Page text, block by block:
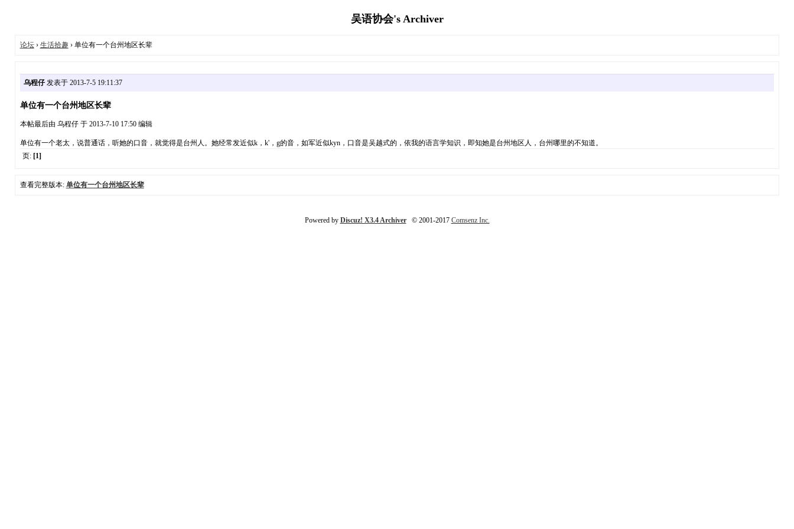
吴语协会's Archiver
论坛› 生活拾趣 › 单位有一个台州地区长辈
乌程仔发表于 2013-7-5 19:11:37
单位有一个台州地区长辈
本帖最后由 乌程仔 于 2013-7-10 17:50 编辑
单位有一个老太，说普通话，听她的口音，就觉得是台州人。她经常发近似k，k'，g的音，如军近似kyn，口音是吴越式的，依我的语言学知识，即知她是台州地区人，台州哪里的不知道。
页: [1]
查看完整版本: 单位有一个台州地区长辈
Powered by Discuz! X3.4 Archiver© 2001-2017 Comsenz Inc.